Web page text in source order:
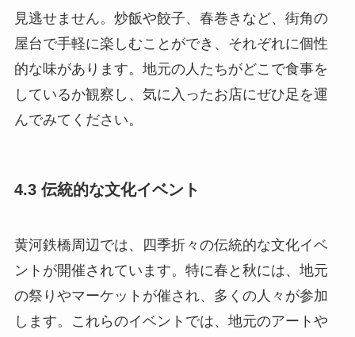
見逃せません。炒飯や餃子、春巻きなど、街角の
屋台で手軽に楽しむことができ、それぞれに個性
的な味があります。地元の人たちがどこで食事を
しているか観察し、気に入ったお店にぜひ足を運
んでみてください。
4.3 伝統的な文化イベント
黄河鉄橋周辺では、四季折々の伝統的な文化イベ
ントが開催されています。特に春と秋には、地元
の祭りやマーケットが催され、多くの人々が参加
します。これらのイベントでは、地元のアートや